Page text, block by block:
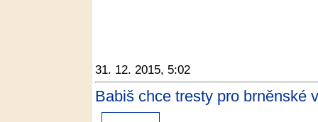
31. 12. 2015, 5:02
Babiš chce tresty pro brněnské